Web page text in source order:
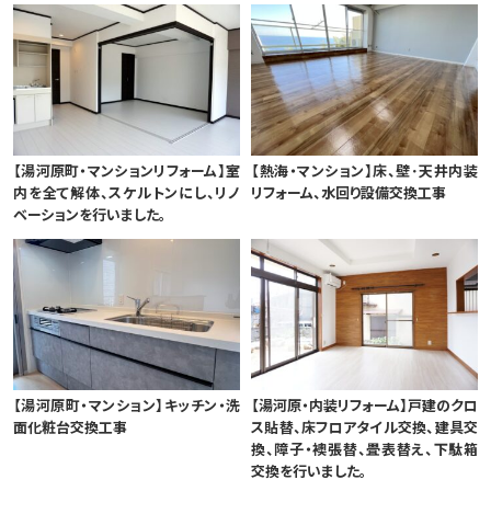
【湯河原町・マンションリフォーム】室
内を全て解体、スケルトンにし、リノ
ベーションを行いました。
【熱海・マンション】床、壁･天井内装
リフォーム、水回り設備交換工事
【湯河原町・マンション】キッチン・洗
面化粧台交換工事
【湯河原・内装リフォーム】戸建のクロ
ス貼替、床フロアタイル交換、建具交
換、障子・襖張替、畳表替え、下駄箱
交換を行いました。